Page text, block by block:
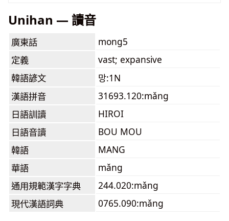
Unihan — 讀音
廣東話
mong5
定義
vast; expansive
韓語諺文
망:1N
漢語拼音
31693.120:mǎng
日語訓讀
HIROI
日語音讀
BOU MOU
韓語
MANG
華語
mǎng
通用規範漢字字典
244.020:mǎng
現代漢語詞典
0765.090:mǎng